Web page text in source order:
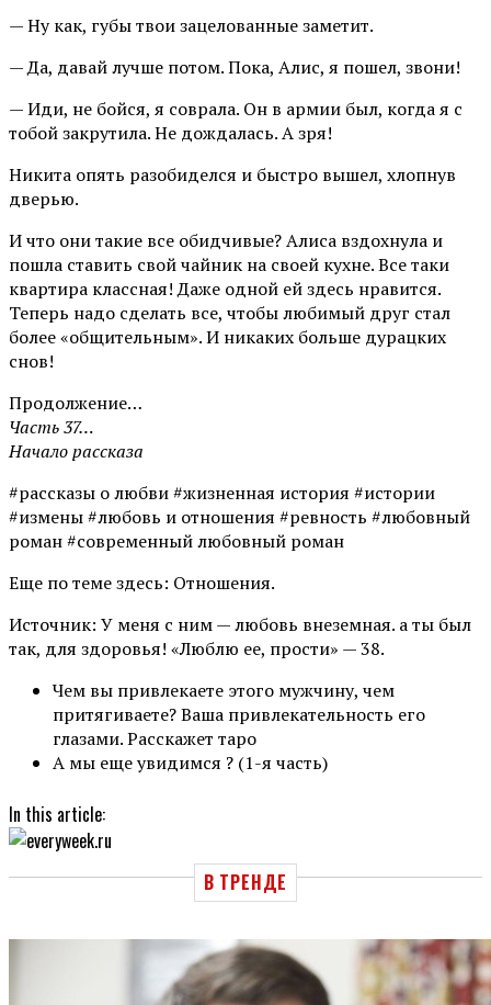
— Ну как, губы твои зацелованные заметит.
— Да, давай лучше потом. Пока, Алис, я пошел, звони!
— Иди, не бойся, я соврала. Он в армии был, когда я с
тобой закрутила. Не дождалась. А зря!
Никита опять разобиделся и быстро вышел, хлопнув
дверью.
И что они такие все обидчивые? Алиса вздохнула и
пошла ставить свой чайник на своей кухне. Все таки
квартира классная! Даже одной ей здесь нравится.
Теперь надо сделать все, чтобы любимый друг стал
более «общительным». И никаких больше дурацких
снов!
Продолжение…
Часть 37…
Начало рассказа
#рассказы о любви #жизненная история #истории
#измены #любовь и отношения #ревность #любовный
роман #современный любовный роман
Еще по теме здесь: Отношения.
Источник: У меня с ним — любовь внеземная. а ты был
так, для здоровья! «Люблю ее, прости» — 38.
Чем вы привлекаете этого мужчину, чем
притягиваете? Ваша привлекательность его
глазами. Расскажет таро
А мы еще увидимся ? (1-я часть)
In this article:
В ТРЕНДЕ